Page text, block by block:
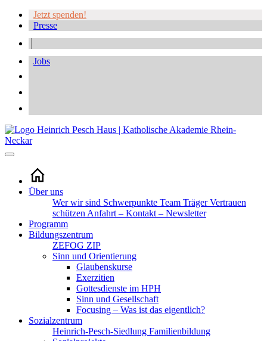
Jetzt spenden!
Presse
Jobs
Über uns
Wer wir sind Schwerpunkte Team TrägerVertrauen
schützen Anfahrt – Kontakt – Newsletter
Programm
Bildungszentrum
ZEFOG ZIP
Sinn und Orientierung
Glaubenskurse
Exerzitien
Gottesdienste im HPH
Sinn und Gesellschaft
Focusing – Was ist das eigentlich?
Sozialzentrum
Heinrich-Pesch-Siedlung Familienbildung